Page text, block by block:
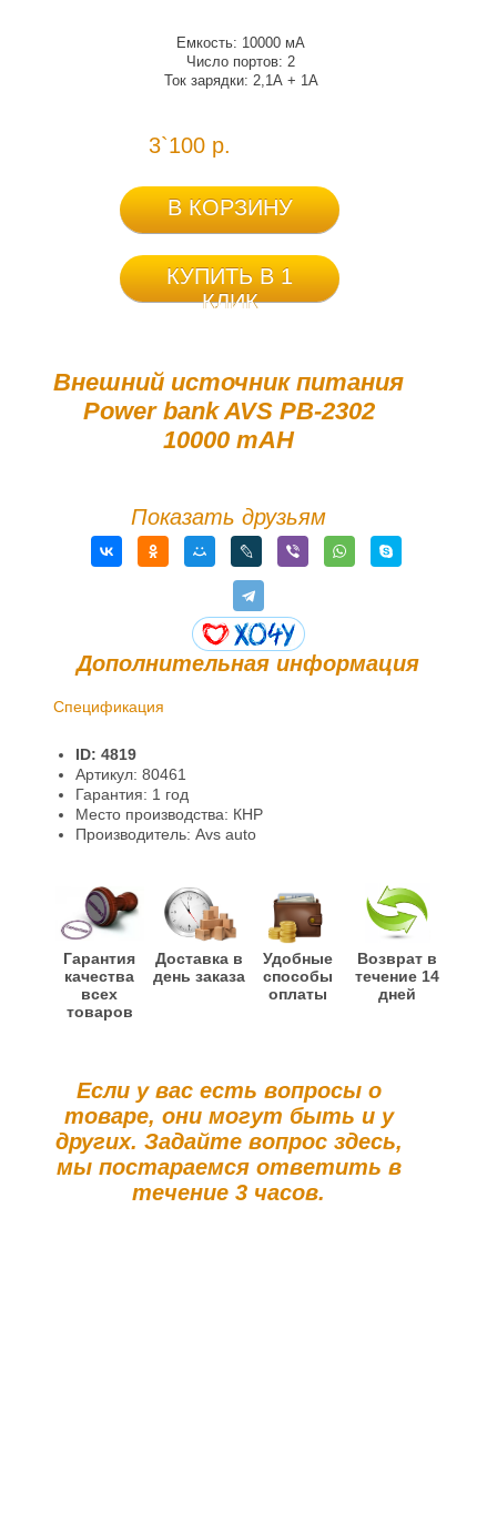
Внешний источник питания
Power bank AVS PB-2302
10000 mAH
Емкость: 10000 мА
Число портов: 2
Ток зарядки: 2,1А + 1А
3`100 р.
В КОРЗИНУ
КУПИТЬ В 1
КЛИК
Показать друзьям
Дополнительная информация
Спецификация
Гарантии и возврат
ID: 4819
Артикул: 80461
Гарантия: 1 год
Место производства: КНР
Производитель: Avs auto
Гарантия
качества
всех
товаров
Доставка в
день заказа
Удобные
способы
оплаты
Возврат в
течение 14
дней
Если у вас есть вопросы о
товаре, они могут быть и у
других. Задайте вопрос здесь,
мы постараемся ответить в
течение 3 часов.